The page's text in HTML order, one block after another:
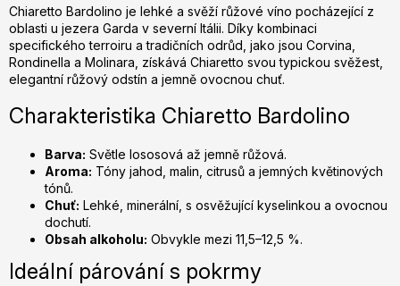
c
í
p
r
v
k
y
v
ý
i
u
Chiaretto Bardolino je lehké a svěží růžové víno pocházející z
oblasti u jezera Garda v severní Itálii. Díky kombinaci
specifického terroiru a tradičních odrůd, jako jsou Corvina,
Rondinella a Molinara, získává Chiaretto svou typickou svěžest,
elegantní růžový odstín a jemně ovocnou chuť.
Charakteristika Chiaretto Bardolino
Barva: Světle lososová až jemně růžová.
Aroma: Tóny jahod, malin, citrusů a jemných květinových
tónů.
Chuť: Lehké, minerální, s osvěžující kyselinkou a ovocnou
dochutí.
Obsah alkoholu: Obvykle mezi 11,5–12,5 %.
Ideální párování s pokrmy